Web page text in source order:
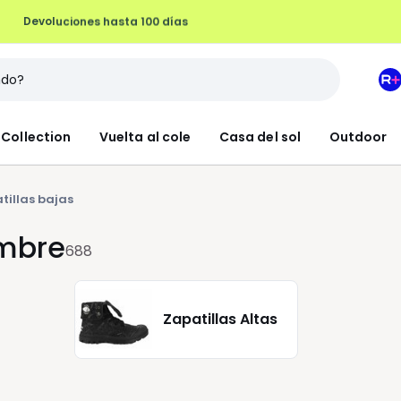
Devoluciones hasta 100 días
Collection Vuelta al cole Casa del sol Outdoor
Mi
bajas
688
Zapatillas Altas